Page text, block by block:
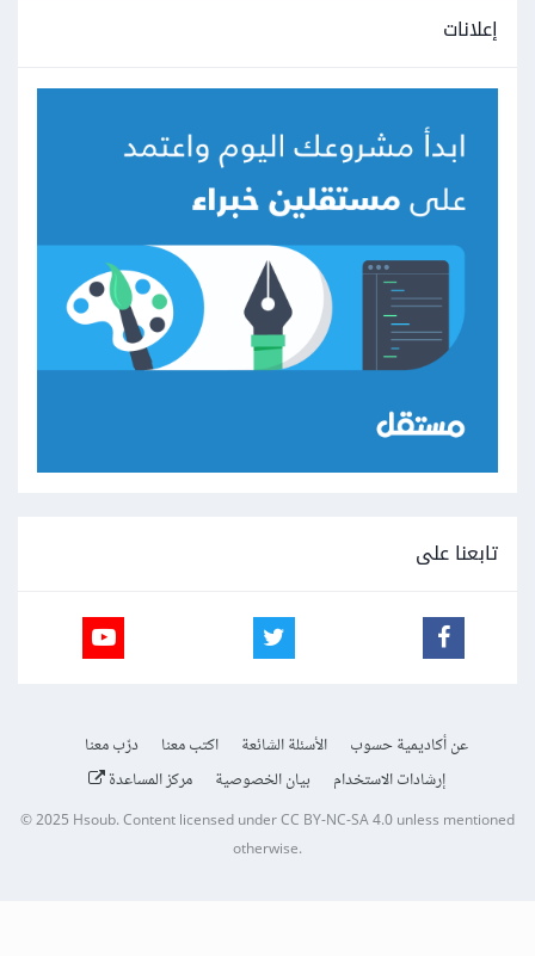
إعلانات
تابعنا على
عن أكاديمية حسوب الأسئلة الشائعة اكتب معنا
درّب معنا
إرشادات الاستخدام
بيان الخصوصية مركز المساعدة
© 2025 Hsoub.Content licensed underCC BY-NC-SA 4.0unless mentioned
otherwise.